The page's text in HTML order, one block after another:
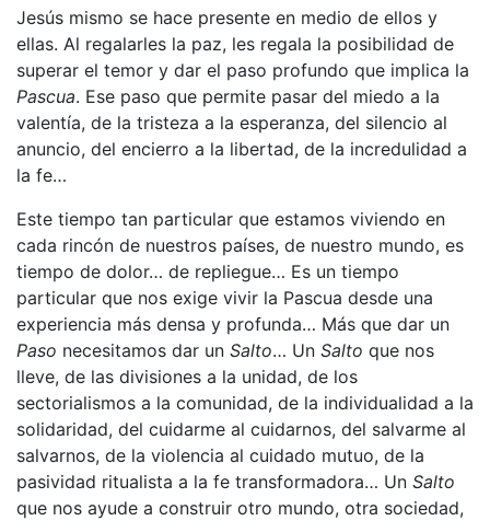
Jesús mismo se hace presente en medio de ellos y
ellas. Al regalarles la paz, les regala la posibilidad de
superar el temor y dar el paso profundo que implica la
Pascua. Ese paso que permite pasar del miedo a la
valentía, de la tristeza a la esperanza, del silencio al
anuncio, del encierro a la libertad, de la incredulidad a
la fe…
Este tiempo tan particular que estamos viviendo en
cada rincón de nuestros países, de nuestro mundo, es
tiempo de dolor… de repliegue… Es un tiempo
particular que nos exige vivir la Pascua desde una
experiencia más densa y profunda… Más que dar un
Paso necesitamos dar un Salto… Un Salto que nos
lleve, de las divisiones a la unidad, de los
sectorialismos a la comunidad, de la individualidad a la
solidaridad, del cuidarme al cuidarnos, del salvarme al
salvarnos, de la violencia al cuidado mutuo, de la
pasividad ritualista a la fe transformadora… Un Salto
que nos ayude a construir otro mundo, otra sociedad,